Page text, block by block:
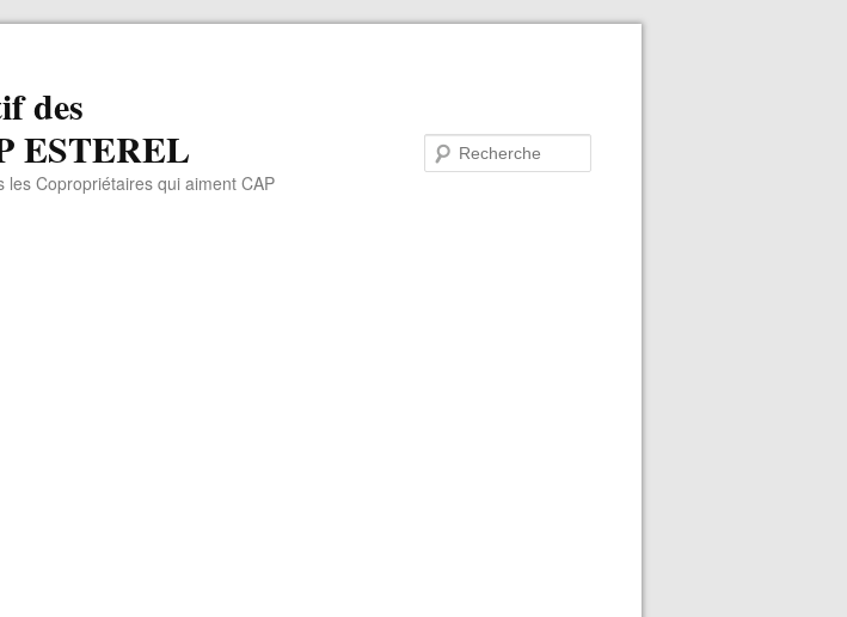
des
ESTEREL
Copropriétaires qui aiment CAP